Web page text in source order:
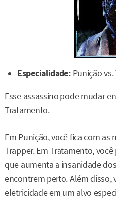
Especialidade:Punição vs.
Esse assassino pode mudar
Tratamento.
Em Punição, você fica com as
Trapper. Em Tratamento,
que aumenta a insanidade
encontrem perto. Além disso,
eletricidade em um alvo